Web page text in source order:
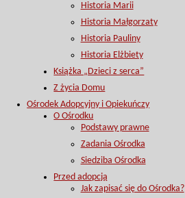
Historia Marii
Historia Małgorzaty
Historia Pauliny
Historia Elżbiety
Książka „Dzieci z serca”
Z życia Domu
Ośrodek Adopcyjny i Opiekuńczy
O Ośrodku
Podstawy prawne
Zadania Ośrodka
Siedziba Ośrodka
Przed adopcją
Jak zapisać się do Ośrodka?